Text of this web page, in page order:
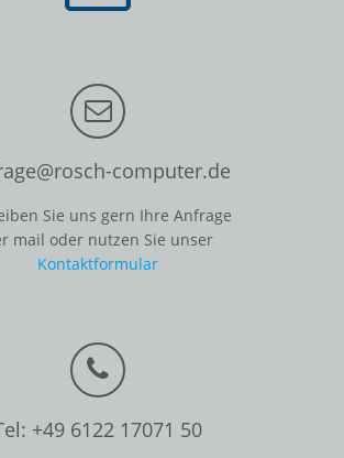
computer.de
Sie uns gern Ihre Anfrage
mail oder nutzen Sie unser
Kontaktformular
+49 6122 17071 50